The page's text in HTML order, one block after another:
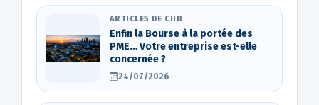
ARTICLES DE CIIB
Enfin la Bourse à la portée des
PME… Votre entreprise est-elle
concernée ?
24/07/2026